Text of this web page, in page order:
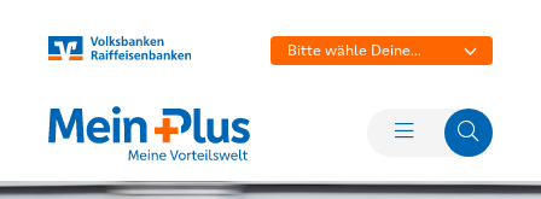
Bitte wähle Deine